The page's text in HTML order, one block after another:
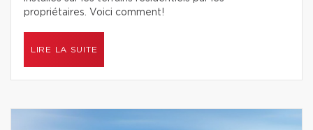
propriétaires. Voici comment!
LIRE LA SUITE